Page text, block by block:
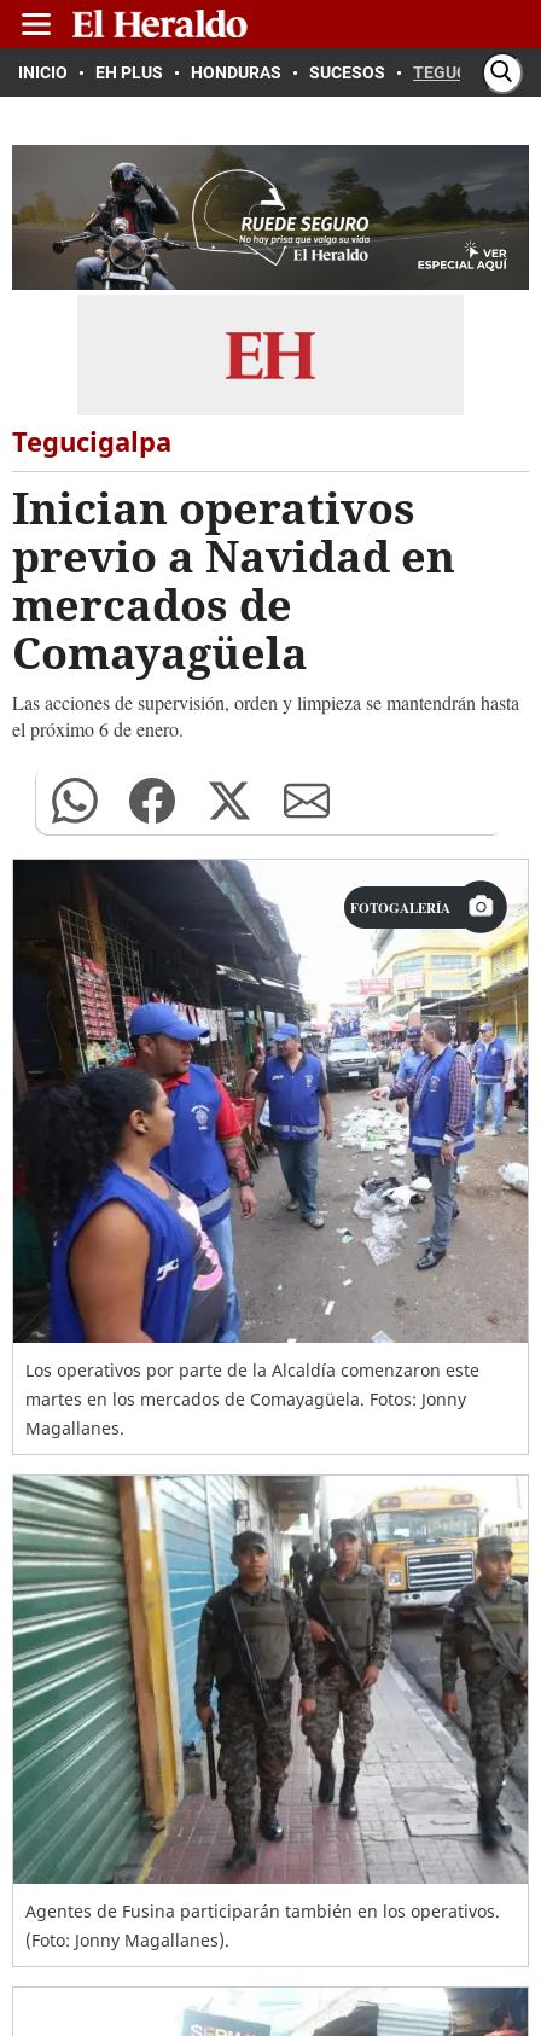
INICIO EH PLUS HONDURAS SUCESOS TEGUCIGALPA
Tegucigalpa
Inician operativos
previo a Navidad en
mercados de
Comayagüela
Las acciones de supervisión, orden y limpieza se mantendrán hasta
el próximo 6 de enero.
FOTOGALERÍA
Los operativos por parte de la Alcaldía comenzaron este
martes en los mercados de Comayagüela. Fotos: Jonny
Magallanes.
Agentes de Fusina participarán también en los operativos.
(Foto: Jonny Magallanes).